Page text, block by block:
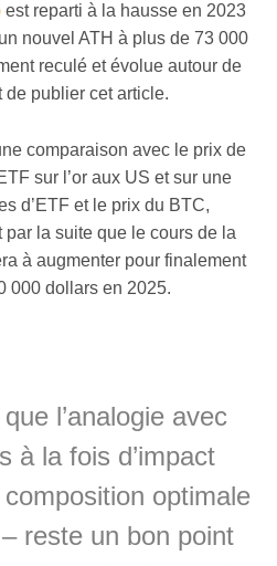
est reparti à la hausse en 2023
nouvel ATH à plus de 73 000
reculé et évolue autour de
publier cet article.
comparaison avec le prix de
sur l’or aux US et sur une
d’ETF et le prix du BTC,
la suite que le cours de la
à augmenter pour finalement
000 dollars en 2025.
l’analogie avec
à la fois d’impact
optimale
reste un bon point